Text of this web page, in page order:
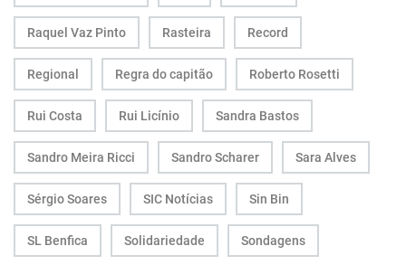
Raquel Vaz Pinto Rasteira Record
Regional Regra do capitão Roberto Rosetti
Rui Costa Rui Licínio Sandra Bastos
Sandro Meira Ricci Sandro Scharer Sara Alves
Sérgio Soares SIC Notícias Sin Bin
SL Benfica Solidariedade Sondagens